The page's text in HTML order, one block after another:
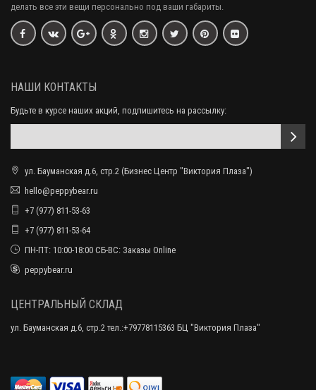
делать все эти вещи персонально под ваши габариты.
НАШИ КОНТАКТЫ
Будьте в курсе наших акций, подпишитесь на рассылку:
ул. Бауманская д.6, стр.2 (Бизнес Центр "Виктория Плаза")
hello@peppybear.ru
+7 (977) 811-53-63
+7 (977) 811-53-64
ПН-ПТ: 10:00-18:00 СБ-ВС: Заказы Online
peppybear.ru
ЦЕНТРАЛЬНЫЙ СКЛАД
ул. Бауманская д.6, стр.2 тел.:+79778115363 БЦ "Виктория Плаза"